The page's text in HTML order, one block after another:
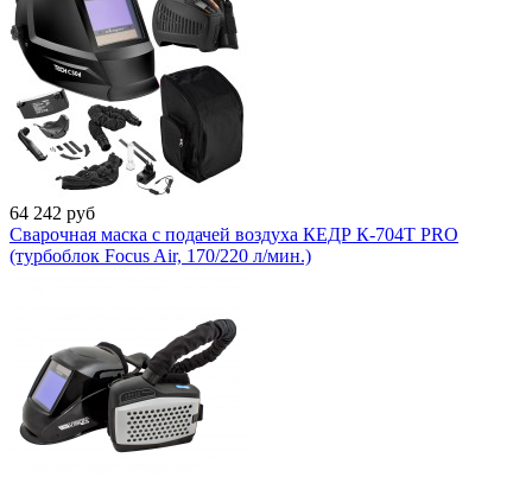
64 242 руб
Сварочная маска с подачей воздуха КЕДР К-704Т PRO
(турбоблок Focus Air, 170/220 л/мин.)